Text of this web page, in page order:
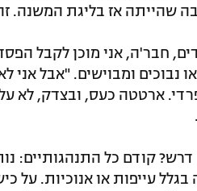
שהייתה אז בליגת המשנה.
חבר'ה, אני מוכן לקבל
נבוכים ומבוישים. "אבל אני
ארטטה כעס, ובצדק, לא
עייפות או אנוכיות.